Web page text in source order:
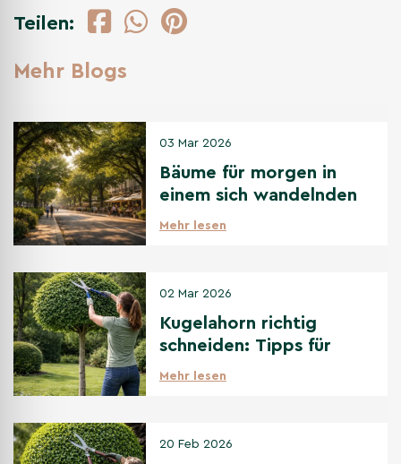
Teilen:
Mehr Blogs
03 Mar 2026
Bäume für morgen in
einem sich wandelnden
Klima
Mehr lesen
02 Mar 2026
Kugelahorn richtig
schneiden: Tipps für
den perfekten
Mehr lesen
20 Feb 2026